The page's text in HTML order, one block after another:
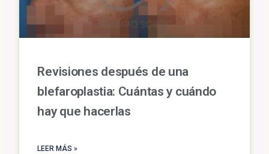
Revisiones después de una
blefaroplastia: Cuántas y cuándo
hay que hacerlas
LEER MÁS »